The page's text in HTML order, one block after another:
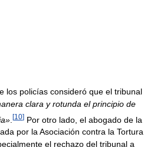
los policías consideró que el tribunal
clara y rotunda el principio de
[10] Por otro lado, el abogado de la
por la Asociación contra la Tortura
el rechazo del tribunal a